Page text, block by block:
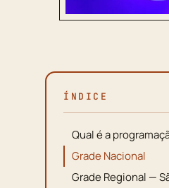
ÍNDICE
Qual é a
Grade Nacional
Grade Regional —